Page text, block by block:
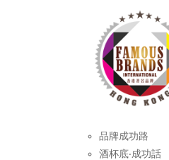
品牌成功路
酒杯底‧成功話